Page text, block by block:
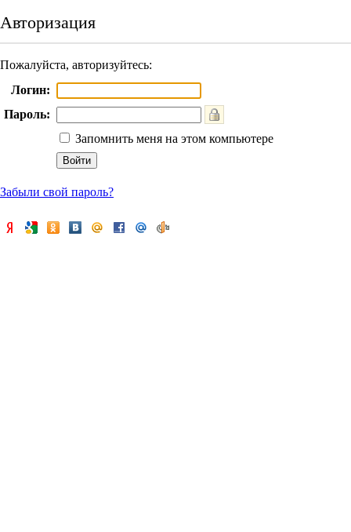
Авторизация
Пожалуйста, авторизуйтесь:
Логин:
Пароль:
Запомнить меня на этом компьютере
Забыли свой пароль?